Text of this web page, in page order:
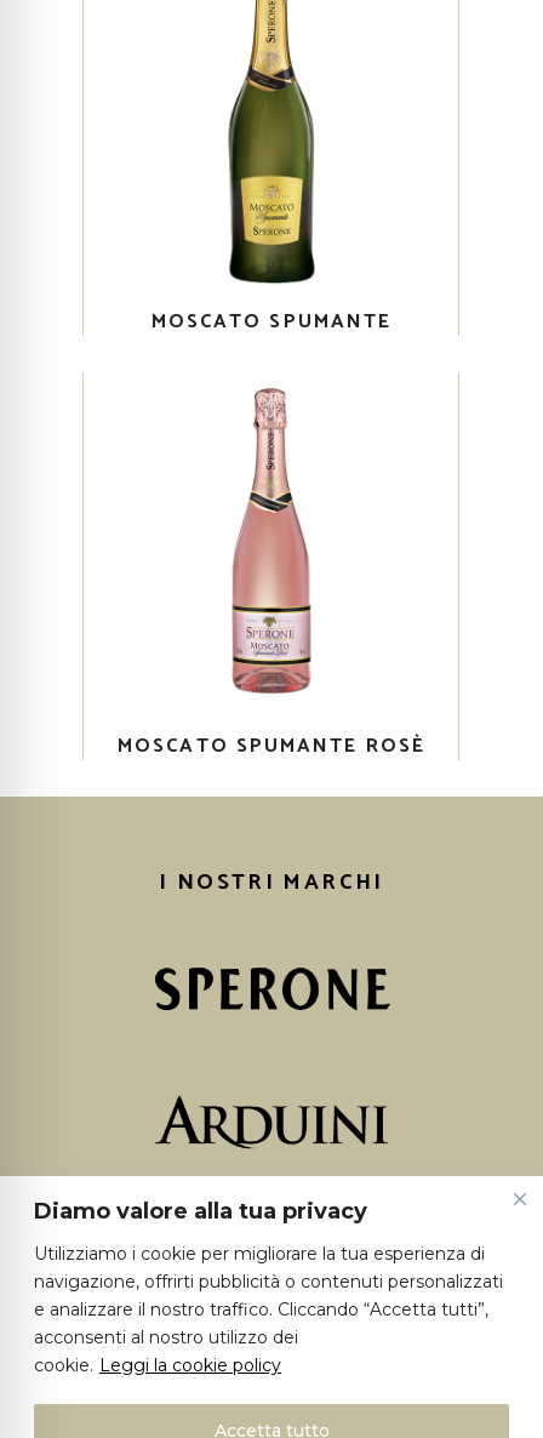
Diamo valore alla tua privacy
Utilizziamo i cookie per migliorare la tua esperienza di
navigazione, offrirti pubblicità o contenuti personalizzati
e analizzare il nostro traffico. Cliccando “Accetta tutti”,
acconsenti al nostro utilizzo dei
cookie. Leggi la cookie policy
Accetta tutto
MOSCATO SPUMANTE
MOSCATO SPUMANTE ROSÈ
I NOSTRI MARCHI